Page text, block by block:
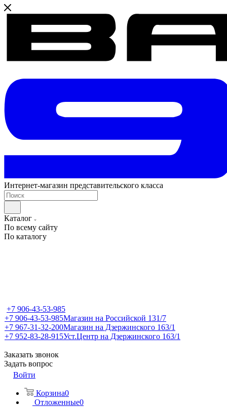
Интернет-магазин представительского класса
Каталог
По всему сайту
По каталогу
+7 906-43-53-985
+7 906-43-53-985Магазин на Российской 131/7
+7 967-31-32-200Магазин на Дзержинского 163/1
+7 952-83-28-915Уст.Центр на Дзержинского 163/1
Заказать звонок
Задать вопрос
Войти
Корзина0
Отложенные0